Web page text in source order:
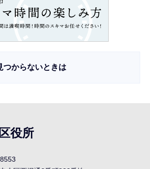
つからないときは
役所
8553